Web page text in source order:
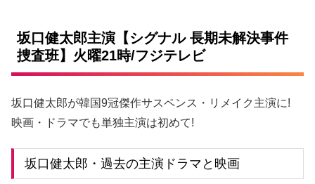
坂口健太郎主演【シグナル 長期未解決事件
捜査班】火曜21時/フジテレビ
坂口健太郎が韓国9冠傑作サスペンス・リメイク主演に!
映画・ドラマでも単独主演は初めて!
坂口健太郎・過去の主演ドラマと映画